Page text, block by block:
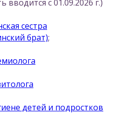
с 01.09.2026 г.)
сестра
брат);
детей и подростков